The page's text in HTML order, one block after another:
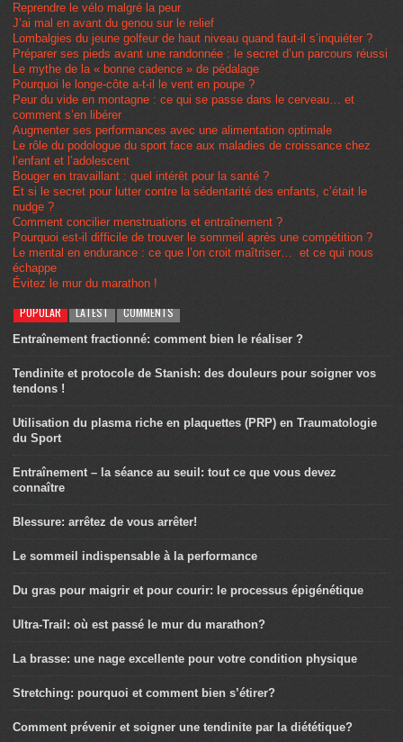
Reprendre le vélo malgré la peur
J’ai mal en avant du genou sur le relief
Lombalgies du jeune golfeur de haut niveau quand faut-il s’inquiéter ?
Préparer ses pieds avant une randonnée : le secret d’un parcours réussi
Le mythe de la « bonne cadence » de pédalage
Pourquoi le longe-côte a-t-il le vent en poupe ?
Peur du vide en montagne : ce qui se passe dans le cerveau… et
comment s’en libérer
Augmenter ses performances avec une alimentation optimale
Le rôle du podologue du sport face aux maladies de croissance chez
l’enfant et l’adolescent
Bouger en travaillant : quel intérêt pour la santé ?
Et si le secret pour lutter contre la sédentarité des enfants, c’était le
nudge ?
Comment concilier menstruations et entraînement ?
Pourquoi est-il difficile de trouver le sommeil après une compétition ?
Le mental en endurance : ce que l’on croit maîtriser… et ce qui nous
échappe
Évitez le mur du marathon !
POPULAR LATEST COMMENTS
Entraînement fractionné: comment bien le réaliser ?
Tendinite et protocole de Stanish: des douleurs pour soigner vos
tendons !
Utilisation du plasma riche en plaquettes (PRP) en Traumatologie
du Sport
Entraînement – la séance au seuil: tout ce que vous devez
connaître
Blessure: arrêtez de vous arrêter!
Le sommeil indispensable à la performance
Du gras pour maigrir et pour courir: le processus épigénétique
Ultra-Trail: où est passé le mur du marathon?
La brasse: une nage excellente pour votre condition physique
Stretching: pourquoi et comment bien s’étirer?
Comment prévenir et soigner une tendinite par la diététique?